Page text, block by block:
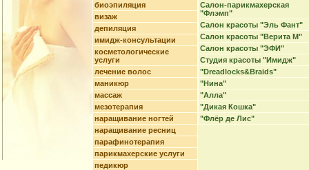
биоэпиляция
визаж
депиляция
имидж-консультации
косметологические
услуги
лечение волос
маникюр
массаж
мезотерапия
наращивание ногтей
наращивание ресниц
парафинотерапия
парикмахерские услуги
педикюр
Салон-парикмахерская
"Флэмп"
Салон красоты "Эль Фант"
Салон красоты "Верита М"
Салон красоты "ЭФИ"
Студия красоты "Имидж"
"Dreadlocks&Braids"
"Нина"
"Алла"
"Дикая Кошка"
"Флёр де Лис"